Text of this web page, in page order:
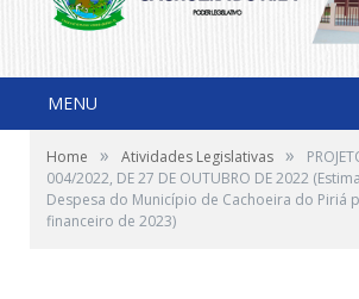
MENU
Home » Atividades Legislativas »
004/2022, DE 27 DE OUTUBRO DE 2022
Despesa do Município de Cachoeira do Piriá
financeiro de 2023)